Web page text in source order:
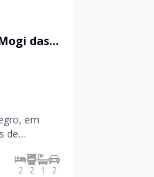
das
em
de
2 2 1 2